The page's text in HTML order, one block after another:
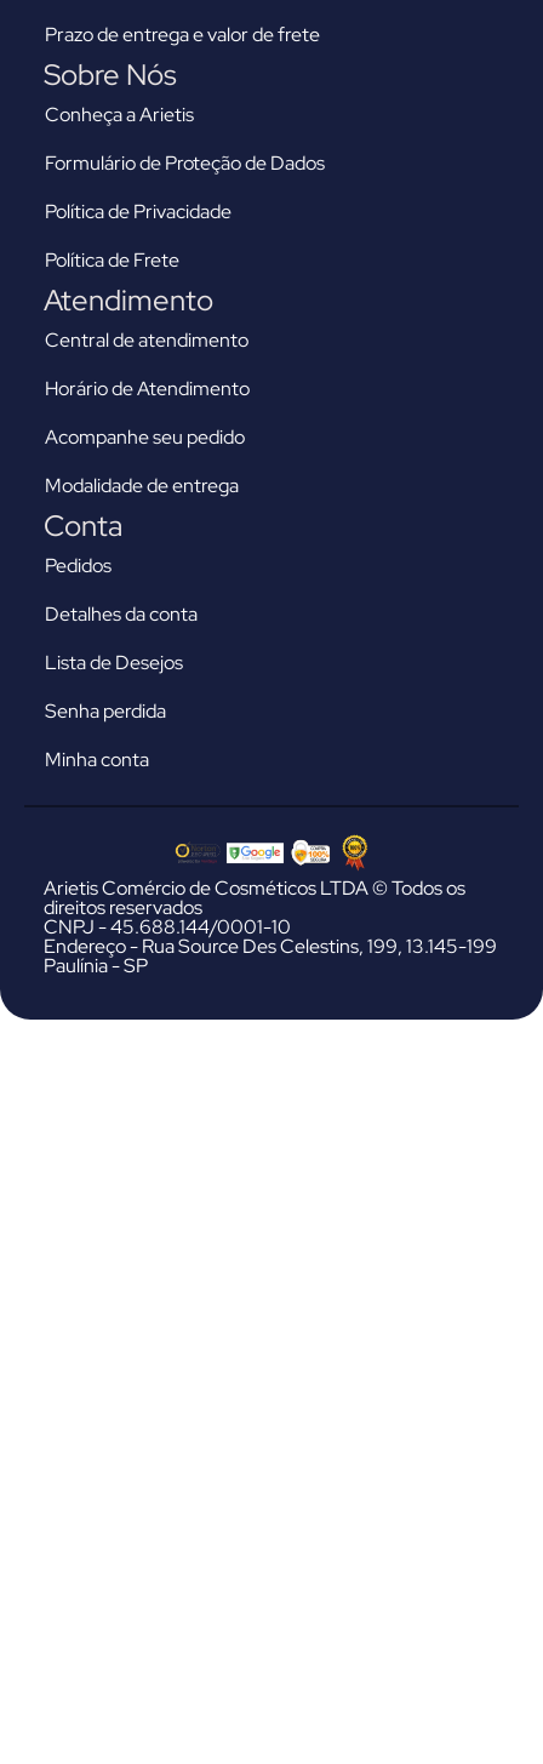
Prazo de entrega e valor de frete
Sobre Nós
Conheça a Arietis
Formulário de Proteção de Dados
Política de Privacidade
Política de Frete
Atendimento
Central de atendimento
Horário de Atendimento
Acompanhe seu pedido
Modalidade de entrega
Conta
Pedidos
Detalhes da conta
Lista de Desejos
Senha perdida
Minha conta
Arietis Comércio de Cosméticos LTDA © Todos os
direitos reservados
CNPJ - 45.688.144/0001-10
Endereço - Rua Source Des Celestins, 199, 13.145-199
Paulínia - SP